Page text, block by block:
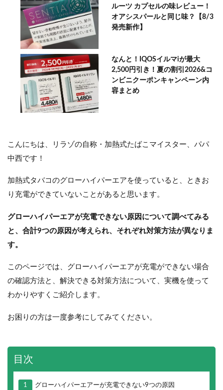
ルーツ カプセルの味レビュー！
オアシスパールと同じ味？【8/3
発売新作】
なんと！IQOSイルマiが最大
2,500円引き！夏の割引2026&コ
ンビニクーポンキャンペーン内
容まとめ
こんにちは、リラゾの自称・加熱式たばこマイスター、パパ
中西です！
加熱式タバコのグローハイパーエアを使っていると、ときお
り充電ができていないことがあると思います。
グローハイパーエアが充電できない原因について調べてみる
と、合計9つの原因が考えられ、それぞれ対策方法が異なりま
す。
このページでは、グローハイパーエアが充電ができない場合
の確認方法と、解決できる対策方法について、実機を使って
わかりやすくご紹介します。
お困りの方は一度参考にしてみてください。
目次
1 グローハイパーエアーが充電できない9つの原因